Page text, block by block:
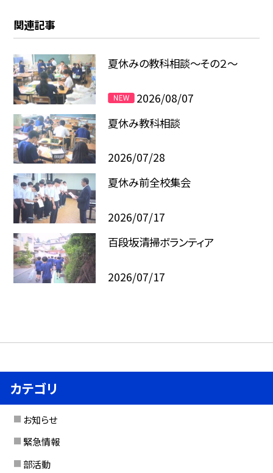
関連記事
夏休みの教科相談～その２～
2026/08/07
夏休み教科相談
2026/07/28
夏休み前全校集会
2026/07/17
百段坂清掃ボランティア
2026/07/17
カテゴリ
お知らせ
緊急情報
部活動